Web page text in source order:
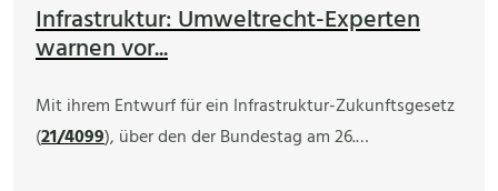
Infrastruktur: Umweltrecht-Experten
warnen vor...
Mit ihrem Entwurf für ein Infrastruktur-Zukunftsgesetz
(21/4099), über den der Bundestag am 26.…